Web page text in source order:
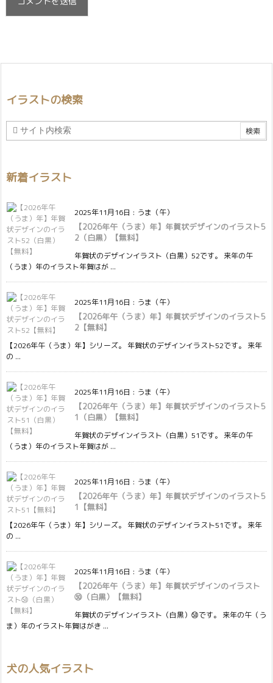
イラストの検索
新着イラスト
2025年11月16日 : うま（午）
【2026年午（うま）年】年賀状デザインのイラスト5
2（白黒）【無料】
年賀状のデザインイラスト（白黒）52です。 来年の午
（うま）年のイラスト年賀はが ...
2025年11月16日 : うま（午）
【2026年午（うま）年】年賀状デザインのイラスト5
2【無料】
【2026年午（うま）年】シリーズ。 年賀状のデザインイラスト52です。 来年
の ...
2025年11月16日 : うま（午）
【2026年午（うま）年】年賀状デザインのイラスト5
1（白黒）【無料】
年賀状のデザインイラスト（白黒）51です。 来年の午
（うま）年のイラスト年賀はが ...
2025年11月16日 : うま（午）
【2026年午（うま）年】年賀状デザインのイラスト5
1【無料】
【2026年午（うま）年】シリーズ。 年賀状のデザインイラスト51です。 来年
の ...
2025年11月16日 : うま（午）
【2026年午（うま）年】年賀状デザインのイラスト
㊿（白黒）【無料】
年賀状のデザインイラスト（白黒）㊿です。 来年の午（う
ま）年のイラスト年賀はがき ...
犬の人気イラスト